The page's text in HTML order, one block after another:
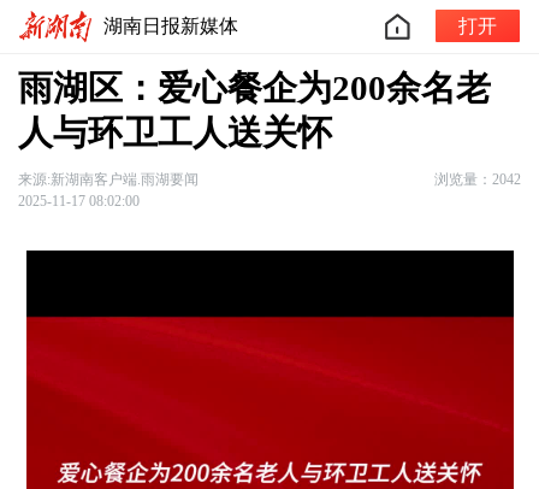
湖南日报新媒体 打开
雨湖区：爱心餐企为200余名老
人与环卫工人送关怀
来源:新湖南客户端.雨湖要闻
浏览量：2042
2025-11-17 08:02:00